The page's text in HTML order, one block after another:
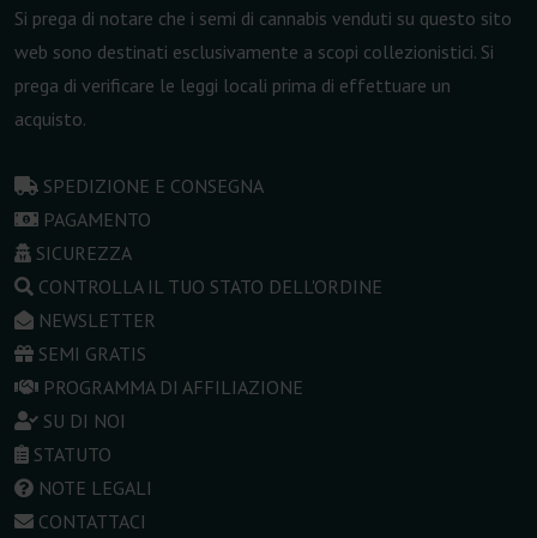
Si prega di notare che i semi di cannabis venduti su questo sito
web sono destinati esclusivamente a scopi collezionistici. Si
prega di verificare le leggi locali prima di effettuare un
acquisto.
SPEDIZIONE E CONSEGNA
PAGAMENTO
SICUREZZA
CONTROLLA IL TUO STATO DELL'ORDINE
NEWSLETTER
SEMI GRATIS
PROGRAMMA DI AFFILIAZIONE
SU DI NOI
STATUTO
NOTE LEGALI
CONTATTACI